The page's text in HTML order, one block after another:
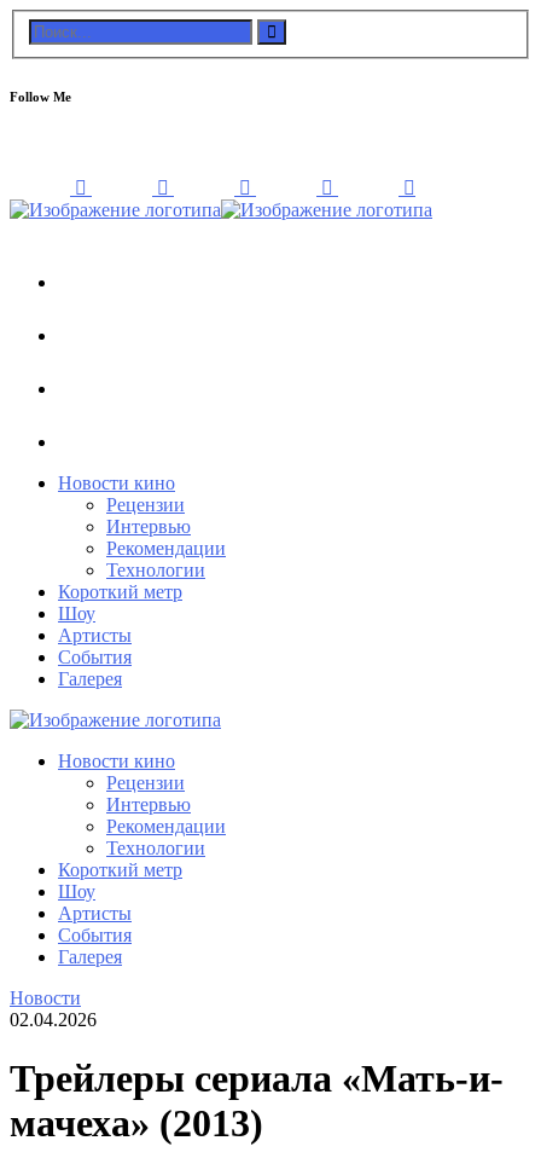
Follow Me
Новости кино
Рецензии
Интервью
Рекомендации
Технологии
Короткий метр
Шоу
Артисты
События
Галерея
Новости кино
Рецензии
Интервью
Рекомендации
Технологии
Короткий метр
Шоу
Артисты
События
Галерея
Новости
02.04.2026
Трейлеры сериала «Мать-и-
мачеха» (2013)